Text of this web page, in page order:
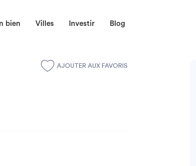
bien Villes Investir Blog
AJOUTER AUX FAVORIS